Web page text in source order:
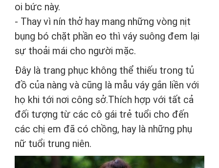
oi bức này.
- Thay vì nín thở hay mang những vòng nịt
bụng bó chặt phần eo thì váy suông đem lại
sự thoải mái cho người mặc.
Đây là trang phục không thể thiếu trong tủ
đồ của nàng và cũng là mẫu váy gắn liền với
họ khi tới nơi công sở.Thích hợp với tất cả
đối tượng từ các cô gái trẻ tuổi cho đến
các chị em đã có chồng, hay là những phụ
nữ tuổi trung niên.